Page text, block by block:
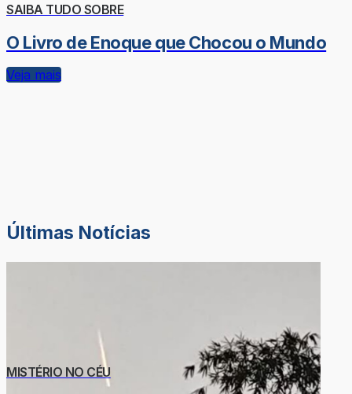
SAIBA TUDO SOBRE
O Livro de Enoque que Chocou o Mundo
Veja mais
Últimas Notícias
MISTÉRIO NO CÉU